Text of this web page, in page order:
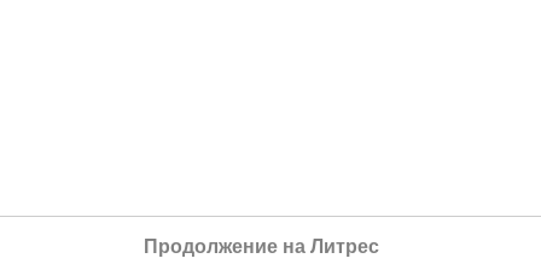
Продолжение на Литрес